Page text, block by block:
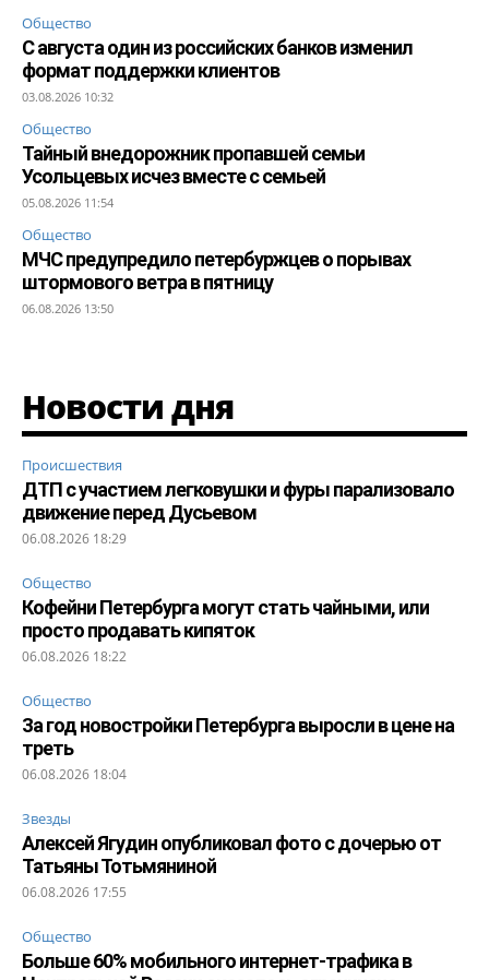
Общество
С августа один из российских банков изменил
формат поддержки клиентов
03.08.2026 10:32
Общество
Тайный внедорожник пропавшей семьи
Усольцевых исчез вместе с семьей
05.08.2026 11:54
Общество
МЧС предупредило петербуржцев о порывах
штормового ветра в пятницу
06.08.2026 13:50
Новости дня
Происшествия
ДТП с участием легковушки и фуры парализовало
движение перед Дусьевом
06.08.2026 18:29
Общество
Кофейни Петербурга могут стать чайными, или
просто продавать кипяток
06.08.2026 18:22
Общество
За год новостройки Петербурга выросли в цене на
треть
06.08.2026 18:04
Звезды
Алексей Ягудин опубликовал фото с дочерью от
Татьяны Тотьмяниной
06.08.2026 17:55
Общество
Больше 60% мобильного интернет-трафика в